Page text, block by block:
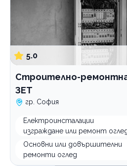
5.0
Строително-
ЗЕТ
гр. София
Електроинсталации
изграждане или ремонт
Основни или довършителни
ремонти оглед